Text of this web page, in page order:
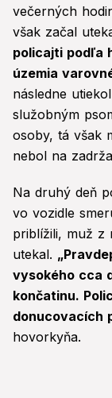
večerných
však začal
policajti podľa
územia
následne
služobným
osoby, tá však
nebol na
Na druhý deň
vo vozidle
priblížili, muž z
utekal.
vysokého cca
končatinu.
donucovacích
hovorkyňa.